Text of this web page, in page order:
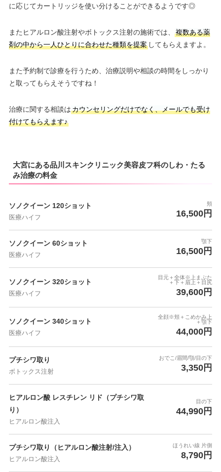
に応じてカートリッジを使い分けることができるようです◎
またヒアルロン酸注射やボトックス注射の施術では、
複数ある薬
剤の中から一人ひとりに合わせた種類を提案してもらえますよ。
また予約制で診療を行うため、治療説明や相談の時間をしっかり
と取ってもらえそうですね！
治療に関する相談はカウンセリングだけでなく、メールでも受け
付けてもらえます♪
大宮にある品川スキンクリニック美容皮フ科のしわ・たる
み治療の料金
ソノクイーン 120ショット
医療ハイフ
頬
16,500円
ソノクイーン 60ショット
医療ハイフ
顎下
16,500円
ソノクイーン 320ショット
医療ハイフ
目元＋全体※上まぶた
＋下＋眉上＋目尻
39,600円
ソノクイーン 340ショット
医療ハイフ
全顔※頬＋こめかみ上
＋顎下
44,000円
プチシワ取り
ボトックス注射
おでこ/眉間/顎/目の下
3,350円
ヒアルロン酸 レスチレン リド（プチシワ取
り）
ヒアルロン酸注入
目の下
44,990円
プチシワ取り（ヒアルロン酸注射/注入）
ヒアルロン酸注入
ほうれい線 片側
8,790円